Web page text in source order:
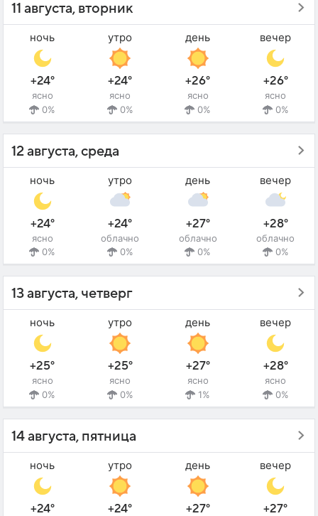
11 августа, вторник
ночь
+24°
ясно
0%
утро
+24°
ясно
0%
день
+26°
ясно
0%
вечер
+26°
ясно
0%
12 августа, среда
ночь
+24°
ясно
0%
утро
+24°
облачно
0%
день
+27°
облачно
0%
вечер
+28°
облачно
0%
13 августа, четверг
ночь
+25°
ясно
0%
утро
+25°
ясно
0%
день
+27°
ясно
1%
вечер
+28°
ясно
0%
14 августа, пятница
ночь
+24°
утро
+24°
день
+27°
вечер
+27°